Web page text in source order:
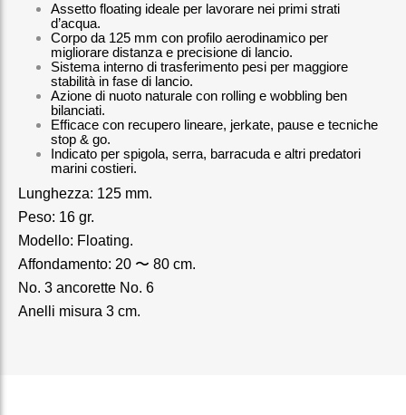
Assetto floating ideale per lavorare nei primi strati
d’acqua.
Corpo da 125 mm con profilo aerodinamico per
migliorare distanza e precisione di lancio.
Sistema interno di trasferimento pesi per maggiore
stabilità in fase di lancio.
Azione di nuoto naturale con rolling e wobbling ben
bilanciati.
Efficace con recupero lineare, jerkate, pause e tecniche
stop & go.
Indicato per spigola, serra, barracuda e altri predatori
marini costieri.
Lunghezza: 125 mm.
Peso: 16 gr.
Modello: Floating.
Affondamento: 20 〜 80 cm.
No. 3 ancorette No. 6
Anelli misura 3 cm.